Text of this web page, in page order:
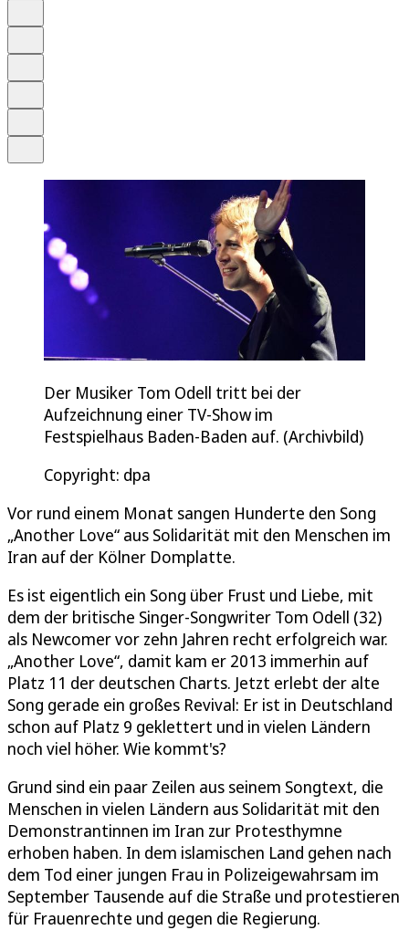
Der Musiker Tom Odell tritt bei der
Aufzeichnung einer TV-Show im
Festspielhaus Baden-Baden auf. (Archivbild)
Copyright: dpa
Vor rund einem Monat sangen Hunderte den Song
„Another Love“ aus Solidarität mit den Menschen im
Iran auf der Kölner Domplatte.
Es ist eigentlich ein Song über Frust und Liebe, mit
dem der britische Singer-Songwriter Tom Odell (32)
als Newcomer vor zehn Jahren recht erfolgreich war.
„Another Love“, damit kam er 2013 immerhin auf
Platz 11 der deutschen Charts. Jetzt erlebt der alte
Song gerade ein großes Revival: Er ist in Deutschland
schon auf Platz 9 geklettert und in vielen Ländern
noch viel höher. Wie kommt's?
Grund sind ein paar Zeilen aus seinem Songtext, die
Menschen in vielen Ländern aus Solidarität mit den
Demonstrantinnen im Iran zur Protesthymne
erhoben haben. In dem islamischen Land gehen nach
dem Tod einer jungen Frau in Polizeigewahrsam im
September Tausende auf die Straße und protestieren
für Frauenrechte und gegen die Regierung.